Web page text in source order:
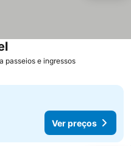
passeios e ingressosVer preços
Ver preços
Ver preços